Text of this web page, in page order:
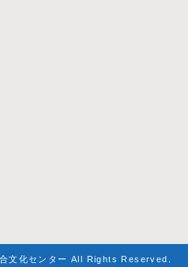
文化センター All Rights Reserved.